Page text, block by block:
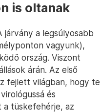
is oltanak
járvány a legsúlyosabb
vagyunk),
ország. Viszont
árán. Az első
fejlett világban, hogy te
és
a tüskefehérje, az